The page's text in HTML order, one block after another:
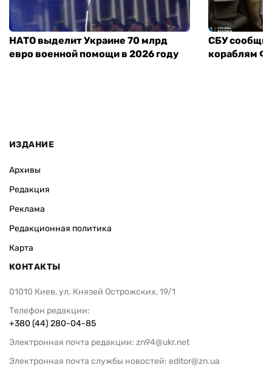
НАТО выделит Украине 70 млрд
евро военной помощи в 2026 году
СБУ
кораблям
ИЗДАНИЕ
Архивы
Редакция
Реклама
Редакционная политика
Карта
КОНТАКТЫ
01010 Киев, ул. Князей Острожских, 19/1
Телефон редакции:
+380 (44) 280-04-85
Электронная почта редакции: zn94@ukr.net
Электронная почта службы новостей: editor@zn.ua